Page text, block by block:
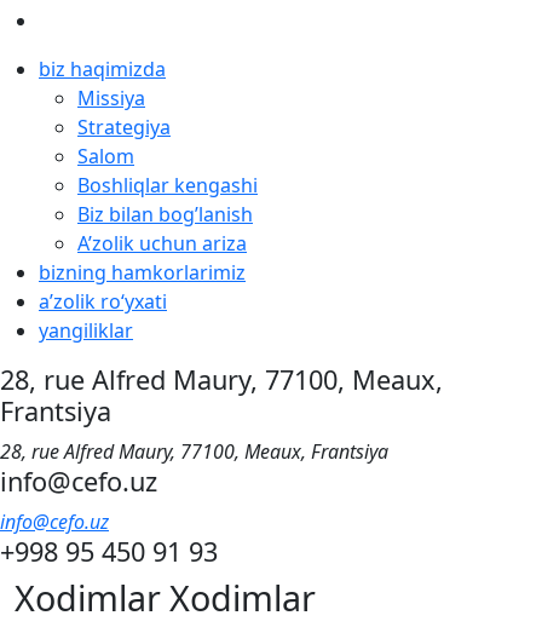
biz haqimizda
Missiya
Strategiya
Salom
Boshliqlar kengashi
Biz bilan bog’lanish
A’zolik uchun ariza
bizning hamkorlarimiz
aʼzolik roʻyxati
yangiliklar
28, rue Alfred Maury, 77100, Meaux,
Frantsiya
28, rue Alfred Maury, 77100, Meaux, Frantsiya
info@cefo.uz
info@cefo.uz
+998 95 450 91 93
XodimlarXodimlar